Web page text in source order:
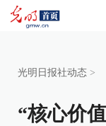
光明日报社动态 >
“核心价